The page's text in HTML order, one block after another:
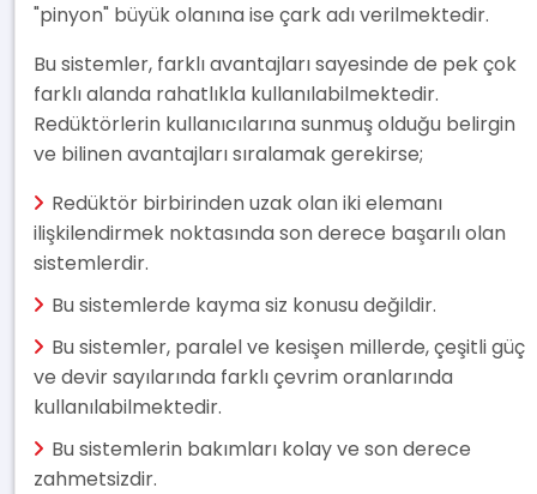
"pinyon" büyük olanına ise çark adı verilmektedir.
Bu sistemler, farklı avantajları sayesinde de pek çok
farklı alanda rahatlıkla kullanılabilmektedir.
Redüktörlerin kullanıcılarına sunmuş olduğu belirgin
ve bilinen avantajları sıralamak gerekirse;
Redüktör birbirinden uzak olan iki elemanı
ilişkilendirmek noktasında son derece başarılı olan
sistemlerdir.
Bu sistemlerde kayma siz konusu değildir.
Bu sistemler, paralel ve kesişen millerde, çeşitli güç
ve devir sayılarında farklı çevrim oranlarında
kullanılabilmektedir.
Bu sistemlerin bakımları kolay ve son derece
zahmetsizdir.